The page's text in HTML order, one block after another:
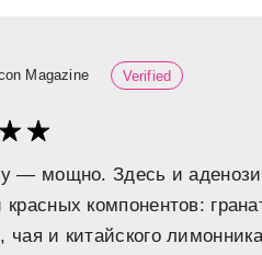
Magazine Verified
— мощно. Здесь и
красных компонентов:
и китайского